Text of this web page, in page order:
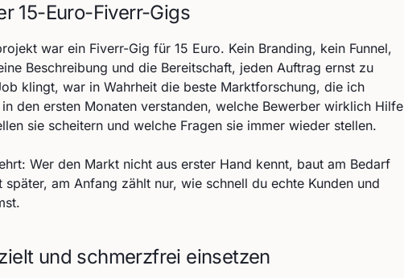
15-Euro-Fiverr-Gigs
war ein Fiverr-Gig für 15 Euro. Kein Branding, kein Funnel,
Beschreibung und die Bereitschaft, jeden Auftrag ernst zu
klingt, war in Wahrheit die beste Marktforschung, die ich
den ersten Monaten verstanden, welche Bewerber wirklich Hilfe
sie scheitern und welche Fragen sie immer wieder stellen.
Wer den Markt nicht aus erster Hand kennt, baut am Bedarf
am Anfang zählt nur, wie schnell du echte Kunden und
und schmerzfrei einsetzen